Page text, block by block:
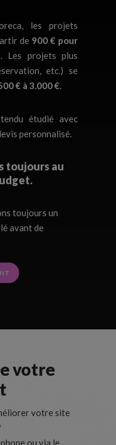
les projets
de 900 € pour
Les projets plus
etc.) se
€ à 3.000 €.
étudié avec
personnalisé.
toujours au
toujours un
avant de
votre
votre site
ou via le